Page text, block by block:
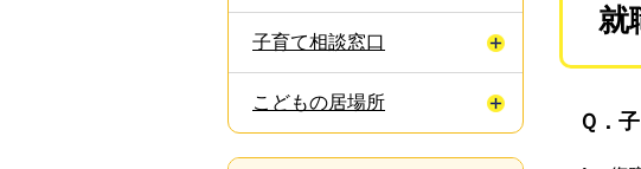
就
Ｑ．
子育て相談窓口
こどもの居場所